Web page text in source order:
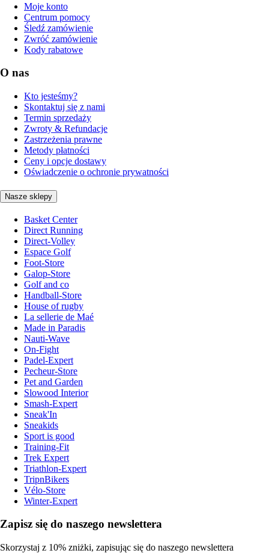
Moje konto
Centrum pomocy
Śledź zamówienie
Zwróć zamówienie
Kody rabatowe
O nas
Kto jesteśmy?
Skontaktuj się z nami
Termin sprzedaży
Zwroty & Refundacje
Zastrzeżenia prawne
Metody płatności
Ceny i opcje dostawy
Oświadczenie o ochronie prywatności
Nasze sklepy
Basket Center
Direct Running
Direct-Volley
Espace Golf
Foot-Store
Galop-Store
Golf and co
Handball-Store
House of rugby
La sellerie de Maé
Made in Paradis
Nauti-Wave
On-Fight
Padel-Expert
Pecheur-Store
Pet and Garden
Slowood Interior
Smash-Expert
Sneak'In
Sneakids
Sport is good
Training-Fit
Trek Expert
Triathlon-Expert
TripnBikers
Vélo-Store
Winter-Expert
Zapisz się do naszego newslettera
Skorzystaj z 10% zniżki, zapisując się do naszego newslettera